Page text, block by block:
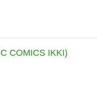
COMICS IKKI)